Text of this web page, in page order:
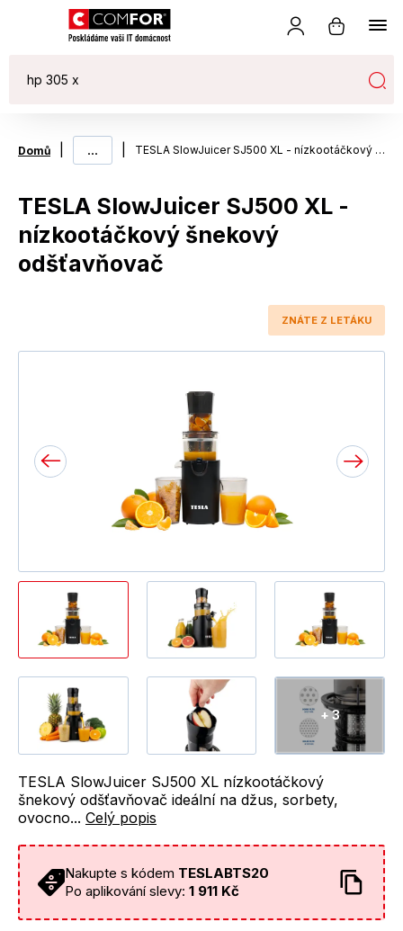
Domů ... TESLA SlowJuicer SJ500 XL - nízkootáčkový šnekový odšťavňovač
TESLA SlowJuicer SJ500 XL -
nízkootáčkový šnekový
odšťavňovač
ZNÁTE Z LETÁKU
+ 3
TESLA SlowJuicer SJ500 XL nízkootáčkový
šnekový odšťavňovač ideální na džus, sorbety,
ovocno... Celý popis
Nakupte s kódem TESLABTS20
Po aplikování slevy: 1 911 Kč